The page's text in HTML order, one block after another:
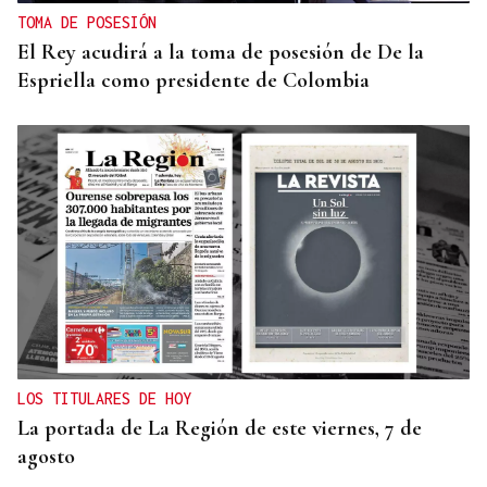
TOMA DE POSESIÓN
El Rey acudirá a la toma de posesión de De la
Espriella como presidente de Colombia
LOS TITULARES DE HOY
La portada de La Región de este viernes, 7 de
agosto